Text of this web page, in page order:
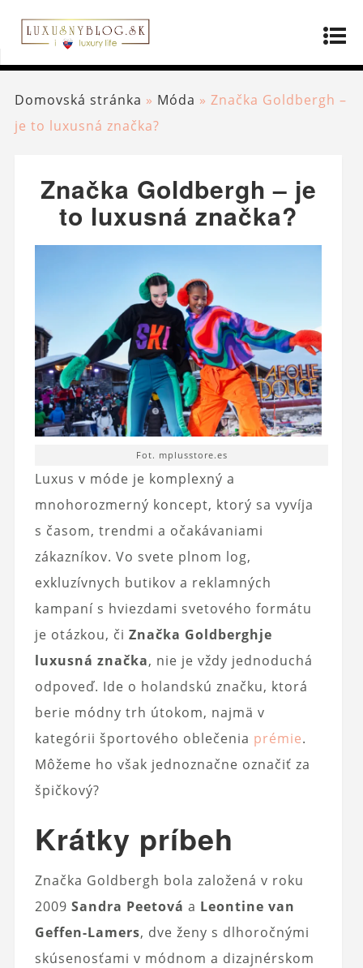
Domovská stránka » Móda » Značka Goldbergh –
je to luxusná značka?
Značka Goldbergh – je
to luxusná značka?
Fot. mplusstore.es
Luxus v móde je komplexný a
mnohorozmerný koncept, ktorý sa vyvíja
s časom, trendmi a očakávaniami
zákazníkov. Vo svete plnom log,
exkluzívnych butikov a reklamných
kampaní s hviezdami svetového formátu
je otázkou, či Značka Goldberghje
luxusná značka, nie je vždy jednoduchá
odpoveď. Ide o holandskú značku, ktorá
berie módny trh útokom, najmä v
kategórii športového oblečenia prémie.
Môžeme ho však jednoznačne označiť za
špičkový?
Krátky príbeh
Značka Goldbergh bola založená v roku
2009 Sandra Peetová a Leontine van
Geffen-Lamers, dve ženy s dlhoročnými
skúsenosťami v módnom a dizajnérskom